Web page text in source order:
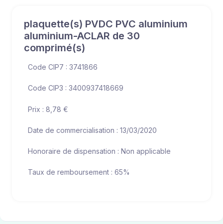
plaquette(s) PVDC PVC aluminium
aluminium-ACLAR de 30
comprimé(s)
Code CIP7 : 3741866
Code CIP3 : 3400937418669
Prix : 8,78 €
Date de commercialisation : 13/03/2020
Honoraire de dispensation : Non applicable
Taux de remboursement : 65%